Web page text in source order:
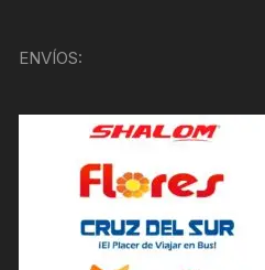
ENVÍOS: